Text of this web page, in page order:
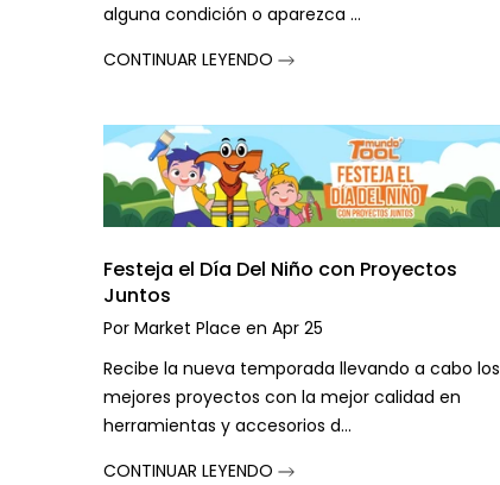
alguna condición o aparezca ...
CONTINUAR LEYENDO
Festeja el Día Del Niño con Proyectos
Juntos
Por Market Place en Apr 25
Recibe la nueva temporada llevando a cabo los
mejores proyectos con la mejor calidad en
herramientas y accesorios d...
CONTINUAR LEYENDO